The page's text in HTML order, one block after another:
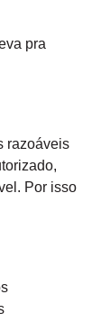
pra
razoáveis
Por isso